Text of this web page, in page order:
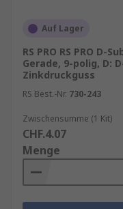
Auf Lager
RS PRO RS PRO D-
Gerade, 9-polig, D:
Zinkdruckguss
RS Best.-Nr. 730-243
Zwischensumme (1 Kit)
CHF.4.07
Menge